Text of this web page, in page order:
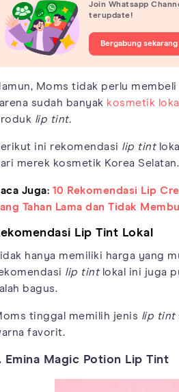
Join Whatsapp
terupdate!
Bergabung sekarang
Moms tidak perlu membeli
sudah banyak kosmetik lokal
lip tint.
ini rekomendasi lip tint
merek kosmetik Korea Selatan.
Juga: 10 Rekomendasi Lip
Tahan Lama dan Tidak
Lip Tint Lokal
hanya memiliki harga yang
lip tintlokal ini juga
bagus.
tinggal memilih jenis lip tint
favorit.
Emina Magic Potion Lip Tint